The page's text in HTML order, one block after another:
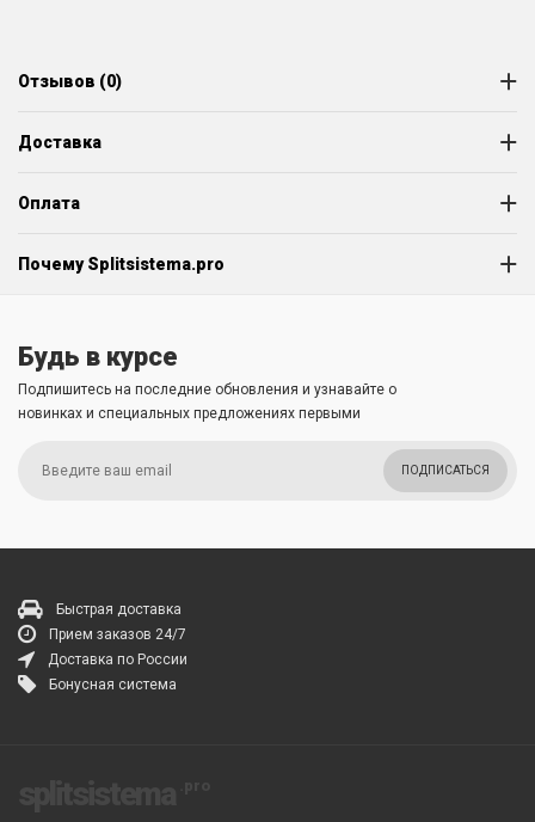
Отзывов (0)
Доставка
Оплата
Почему Splitsistema.pro
Будь в курсе
Подпишитесь на последние обновления и узнавайте о
новинках и специальных предложениях первыми
ПОДПИСАТЬСЯ
Быстрая доставка
Прием заказов 24/7
Доставка по России
Бонусная система